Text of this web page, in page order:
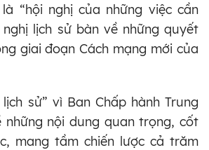
“hội nghị của những việc cần
nghị lịch sử bàn về những quyết
giai đoạn Cách mạng mới của
sử” vì Ban Chấp hành Trung
những nội dung quan trọng, cốt
mang tầm chiến lược cả trăm